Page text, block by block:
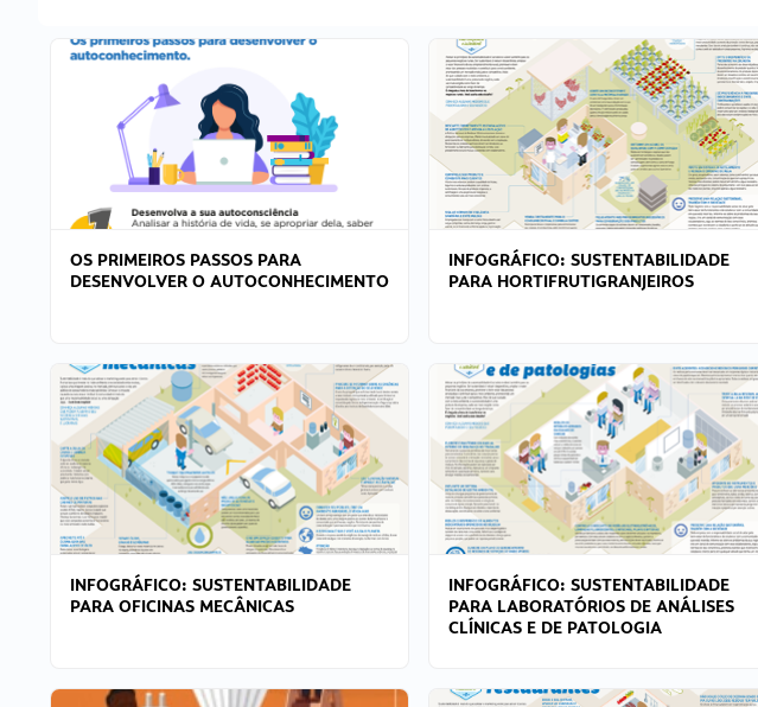
OS PRIMEIROS PASSOS PARA
DESENVOLVER O AUTOCONHECIMENTO
INFOGRÁFICO: SUSTENTABILIDADE
PARA HORTIFRUTIGRANJEIROS
INFOGRÁFICO: SUSTENTABILIDADE
PARA OFICINAS MECÂNICAS
INFOGRÁFICO: SUSTENTABILIDADE
PARA LABORATÓRIOS DE ANÁLISES
CLÍNICAS E DE PATOLOGIA